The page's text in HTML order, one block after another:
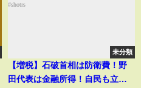
未分類
【増税】石破首相は防衛費！野
田代表は金融所得！自民も立民